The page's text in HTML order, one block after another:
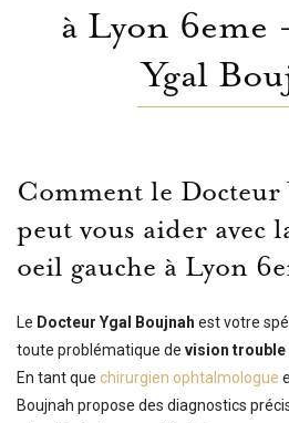
à Lyon 6eme
Ygal
Comment le Docteur
peut vous aider avec
oeil gauche à Lyon
Le Docteur Ygal Boujnah est votre
toute problématique de vision trouble
En tant que chirurgien ophtalmologue
Boujnah propose des diagnostics